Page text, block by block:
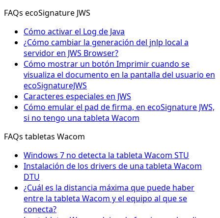
FAQs ecoSignature JWS
Cómo activar el Log de Java
¿Cómo cambiar la generación del jnlp local a
servidor en JWS Browser?
Cómo mostrar un botón Imprimir cuando se
visualiza el documento en la pantalla del usuario en
ecoSignatureJWS
Caracteres especiales en JWS
Cómo emular el pad de firma, en ecoSignature JWS,
si no tengo una tableta Wacom
FAQs tabletas Wacom
Windows 7 no detecta la tableta Wacom STU
Instalación de los drivers de una tableta Wacom
DTU
¿Cuál es la distancia máxima que puede haber
entre la tableta Wacom y el equipo al que se
conecta?